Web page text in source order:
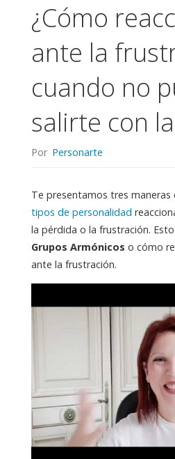
¿Cómo
ante la
cuando no
salirte con
Por Personarte
Te presentamos tres maneras
tipos de personalidad
la pérdida o la frustración.
Grupos Armónicos o cómo
ante la frustración.